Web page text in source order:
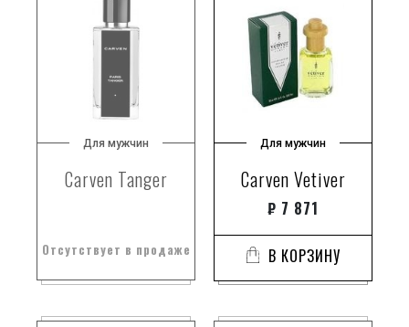
Для мужчин
Carven Tanger
Отсутствует в продаже
Для мужчин
Carven Vetiver
₽ 7 871
В КОРЗИНУ